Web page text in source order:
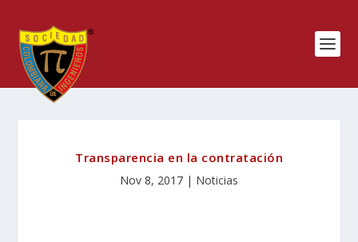
Transparencia en la contratación
Nov 8, 2017 | Noticias